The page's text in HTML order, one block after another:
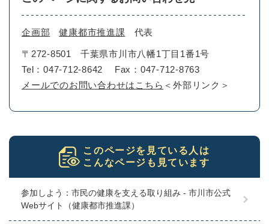
企画部 健康都市推進課 代表
〒272-8501
千葉県市川市八幡1丁目1番1号
Tel：047-712-8642
Fax：047-712-8763
メールでのお問い合わせはこちら ＜外部リンク＞
このページを見ている人は
こんなページも見ています
参加しよう：市民の健康を支える取り組み - 市川市公式
Webサイト（健康都市推進課）